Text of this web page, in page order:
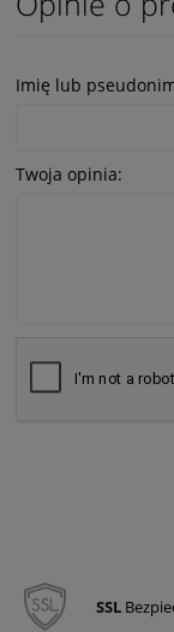
Imię lub
Twoja opinia:
SSL